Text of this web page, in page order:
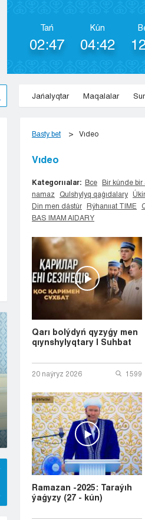
Tań
02:47
Kún
04:42
Jańalyqtar Maqalalar
Basty bet Vıdeo
Vıdeo
Kategorııalar: Все Bir kúnde bir
namaz
Qulshylyq qaǵıdalary
Din men dástúr Rýhanııat TIME
BAS IMAM AIDARY
Qarı bolýdyń qyzyǵy men
qıynshylyqtary | Suhbat
20 naýryz 2026 1599
Ramazan -2025: Taraýıh
ýaǵyzy (27 - kún)